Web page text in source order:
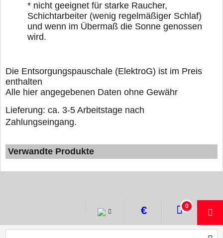
* nicht geeignet für starke Raucher,
Schichtarbeiter (wenig regelmäßiger Schlaf)
und wenn im Übermaß die Sonne genossen
wird.
Die Entsorgungspauschale (ElektroG) ist im Preis
enthalten
Alle hier angegebenen Daten ohne Gewähr
Lieferung: ca. 3-5 Arbeitstage nach
Zahlungseingang.
Verwandte Produkte
0
€